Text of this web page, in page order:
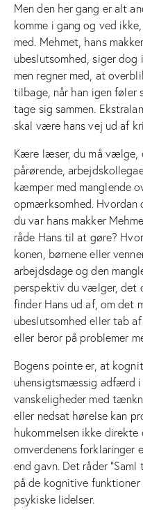
Men den her gang er alt
komme i gang og ved
med. Mehmet, hans
ubeslutsomhed, siger dog
men regner med, at
tilbage, når han igen føler
tage sig sammen.
skal være hans vej ud af
Kære læser, du må vælge,
pårørende,
kæmper med manglende
opmærksomhed. Hvordan
du var hans makker
råde Hans til at gøre?
konen, børnene eller
arbejdsdage og den
perspektiv du vælger, det
finder Hans ud af, om det
ubeslutsomhed eller tab
eller beror på problemer
Bogens pointe er, at
uhensigtsmæssig adfærd i
vanskeligheder med
eller nedsat hørelse kan
hukommelsen ikke direkte
omverdenens forklaringer
end gavn. Det råder “Saml
på de kognitive
psykiske lidelser.